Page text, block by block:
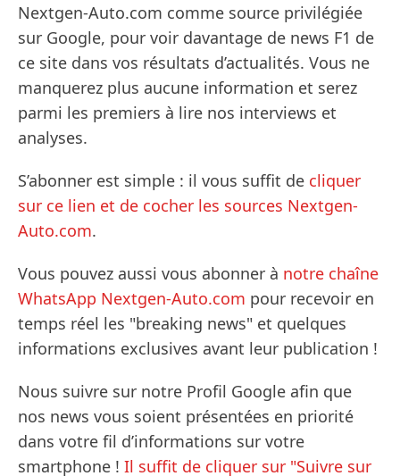
Nextgen-Auto.com comme source privilégiée
sur Google, pour voir davantage de news F1 de
ce site dans vos résultats d’actualités. Vous ne
manquerez plus aucune information et serez
parmi les premiers à lire nos interviews et
analyses.
S’abonner est simple : il vous suffit de cliquer
sur ce lien et de cocher les sources Nextgen-
Auto.com.
Vous pouvez aussi vous abonner à notre chaîne
WhatsApp Nextgen-Auto.com pour recevoir en
temps réel les "breaking news" et quelques
informations exclusives avant leur publication !
Nous suivre sur notre Profil Google afin que
nos news vous soient présentées en priorité
dans votre fil d’informations sur votre
smartphone ! Il suffit de cliquer sur "Suivre sur